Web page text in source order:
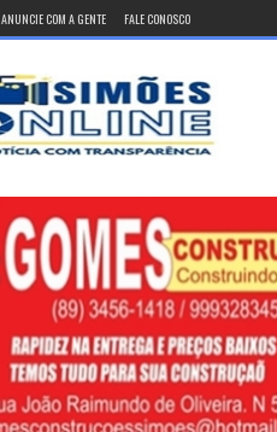
ANUNCIE COM A GENTE FALE CONOSCO